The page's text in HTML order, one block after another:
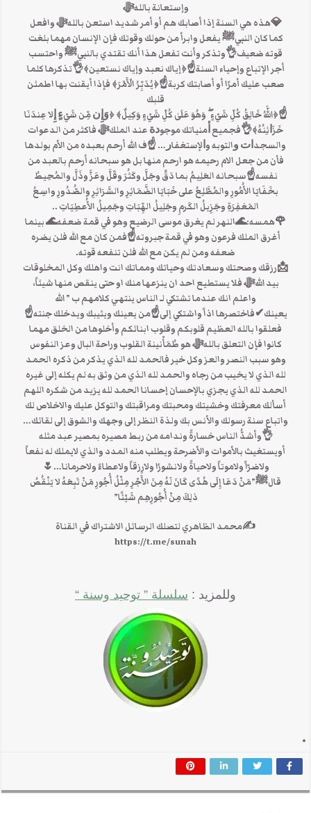
وإستعانة باللهﷻ
💎هذه هي السنة إذا أصابك هم أو أمر شديد استعن باللهﷻ وافعل
كما كان النبيﷺ يفعل وابرأ من حولك وقوتك فإن الإنسان مهما بلغت
قوته ضعيف👌وتذكر وأنت تفعل هذا أنك تقتدي بالنبيﷺ واحتسب
أجر الإتباع وإحياء السنة☝﴿إياك نعبد وإياك نستعين﴾👌تذكرها كلما
صعب عليك أمرًا أو أصابتك كربة☝﴿يُدَبِّرُ الْأَمْرَ﴾ فإذا أيقنت بها اطمئن
قلبك
☝﴿اللَّهُ خَالِقُ كُلِّ شَيْءٍ ۖ وَهُوَ عَلَىٰ كُلِّ شَيْءٍ وَكِيلٌ﴾ ﴿ﻭَﺇِﻥ ﻣِّﻦ ﺷَﻲْﺀٍ ﺇِلا ﻋِﻨﺪَﻧَﺎ
ﺧَﺰَﺍﺋِﻨُﻪُ﴾👌‏فجميع ﺃﻣﻨﻴﺎﺗﻚ ﻣﻮﺟﻮﺩﺓ ﻋﻨﺪ الملكﷻ ف‏اكثر من الدعوات
واﻟﺴﺠﺪﺍﺕ ﻭالتوبه وﺍلإﺳﺘﻐﻔﺎﺭ… ☝ف الله أرحم بعبده من الأم بولدها
فأن من جعل الام رحيمه هو ارحم منها بل هو سبحانه أرحم بالعبد من
نفسه‏☝سبحانه العَلِيمُ بما دَقَّ وجَلَّ وكَثُرَ وقَلَّ وعَزَّ وذَلَّ والمُحِيطُ
بخَفَايَا الأُمُورِ والمُطَّلِعُ على خَبَايَا الضَّمَائِرِ والسَّرَائِرِ والصُّدُورِ واسِعُ
المَغفِرَةِ وجَزِيلُ الكَرمِ وجَلِيلُ الهِّبَاتِ وجَمِيلُ الأُعطِيَاتِ ..
🌹همسه:🌊النهر لم يغرق موسى الرضيع وهو في قمة ضعفه🌊 بينما
أغرق الملك فرعون وهو في قمة جبروته☝فمن كان مع الله فلن يضره
ضعفه ومن لم يكن مع الله فلن تنفعه قوته.
📩رزقك وصحتك وسعادتك وحياتك ومماتك انت واهلك وكل المخلوقات
بيد اللهﷻ فلا يستطيع احد ان ينزعها منك او حتى ينقص منها شيئاً،
واعلم انك عندما تشتكي لـ الناس ينتهي كلامهم ب ” الله
يعينك✔فاختصرها اذاً واشتكي إلى☝من يعينك ويثيبك ويدخلك جنته☝
فعلقوا بالله العظيم قلوبكم وقلوب ابنائكم وأخلوها من الخلق مهما
كانوا فإن التعلق باللهﷻ هو طُمَأْنينة القلوب وراحة البال وعز النفوس
وهو سبب النصر والعز وكل خير فالحمد لله الذي يذكر من ذكره الحمد
لله الذي لا يخيب من رجاه والحمد لله الذي من وثق به لم يكله إلى غيره
الحمد لله الذي يجزي بالإحسان إحسانا الحمد لله يزيد من شكره اللهم
أسألك معرفتك وخشيتك ومحبتك ومراقبتك والتوكل عليك والاخلاص لك
واتباع سنة رسولك والأنس بك ولذة النظر إلى وجهك والشوق إلى لقائك…
👌وأشدُّ الناس خسارةً وندامه من ربط مصيره بمصير عبد مثله
أويستغيث بالأموات والأضرحة ويطلب منه المدد والذي لايملك له نفعاً
ولاضرّاً ولاموتاً ولاحياةً ولانشورًا ولارِزقاً ولاعطاءً ولاحرمانا…🌷
قالﷺ”مَنْ دَعَا إِلَى هُدًى كَانَ لَهُ مِنَ الأَجْرِ مِثْلُ أُجُورِ مَنْ تَبِعَهُ لا يَنْقُصُ
ذلِكَ مِنْ أُجُورِهِم شَيْئًا”
✍محمد الظاهري لتصلك الرسائل الاشتراك في القناة
https://t.me/sunah
وللمزيد : سلسلة ” توحيد وسنة “